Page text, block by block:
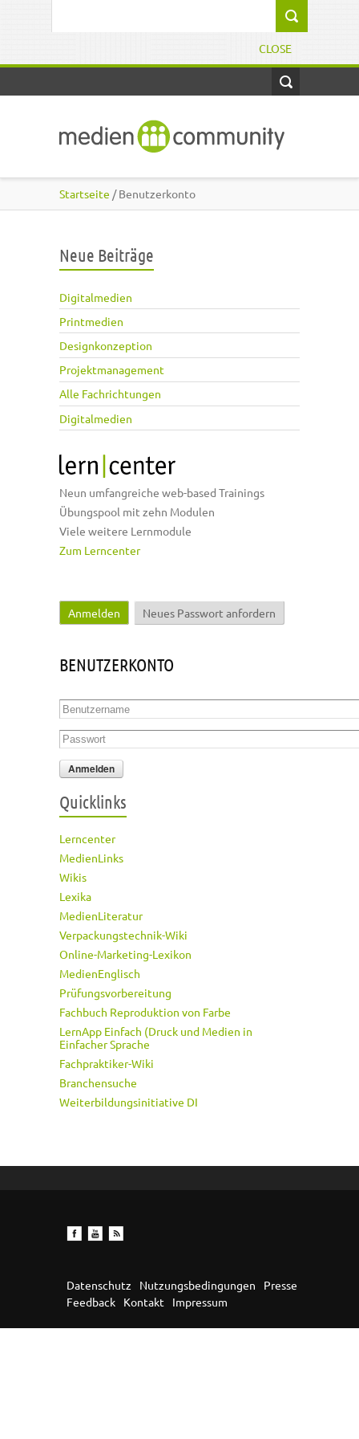
CLOSE
Startseite / Benutzerkonto
Neue Beiträge
Digitalmedien
Printmedien
Designkonzeption
Projektmanagement
Alle Fachrichtungen
Digitalmedien
Neun umfangreiche web-based Trainings
Übungspool mit zehn Modulen
Viele weitere Lernmodule
Zum Lerncenter
Haupt-Reiter
Anmelden (aktiver Reiter)
Neues Passwort anfordern
BENUTZERKONTO
Benutzername
Passwort
Quicklinks
Lerncenter
MedienLinks
Wikis
Lexika
MedienLiteratur
Verpackungstechnik-Wiki
Online-Marketing-Lexikon
MedienEnglisch
Prüfungsvorbereitung
Fachbuch Reproduktion von Farbe
LernApp Einfach (Druck und Medien in
Einfacher Sprache
Fachpraktiker-Wiki
Branchensuche
Weiterbildungsinitiative DI
Datenschutz Nutzungsbedingungen
Presse
Feedback
Kontakt Impressum